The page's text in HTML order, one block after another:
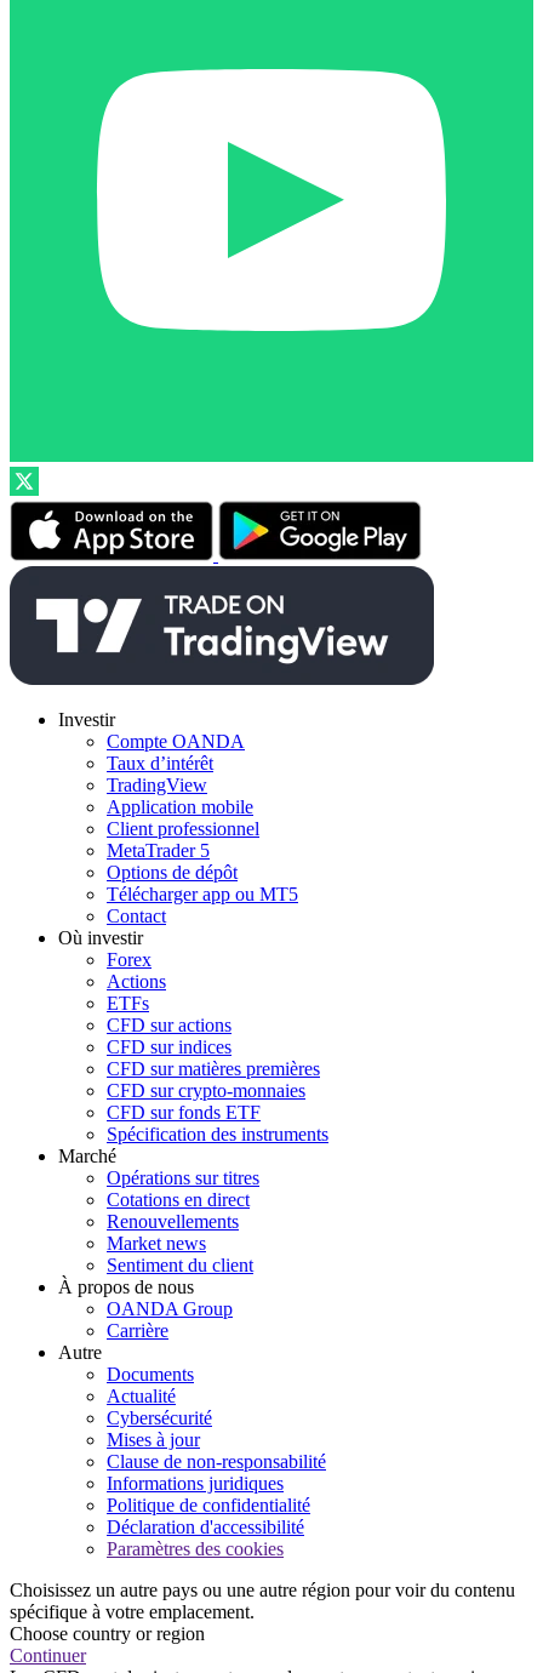
Investir
Compte OANDA
Taux d’intérêt
TradingView
Application mobile
Client professionnel
MetaTrader 5
Options de dépôt
Télécharger app ou MT5
Contact
Où investir
Forex
Actions
ETFs
CFD sur actions
CFD sur indices
CFD sur matières premières
CFD sur crypto-monnaies
CFD sur fonds ETF
Spécification des instruments
Marché
Opérations sur titres
Cotations en direct
Renouvellements
Market news
Sentiment du client
À propos de nous
OANDA Group
Carrière
Autre
Documents
Actualité
Cybersécurité
Mises à jour
Clause de non-responsabilité
Informations juridiques
Politique de confidentialité
Déclaration d'accessibilité
Paramètres des cookies
Choisissez un autre pays ou une autre région pour voir du contenu
spécifique à votre emplacement.
Choose country or region
Continuer